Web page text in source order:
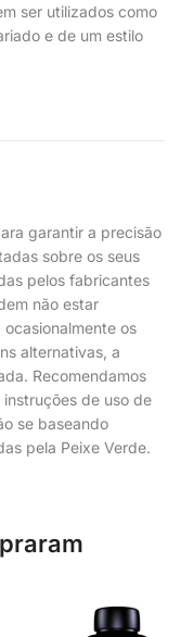
ser utilizados como
e de um estilo
garantir a precisão
sobre os seus
pelos fabricantes
não estar
os
alternativas, a
Recomendamos
de uso de
se baseando
pela Peixe Verde.